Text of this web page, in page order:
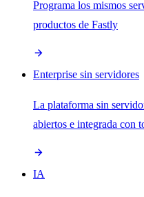
Programa los mismos
productos de Fastly
Enterprise sin servidores
La plataforma sin
abiertos e integrada con
IA